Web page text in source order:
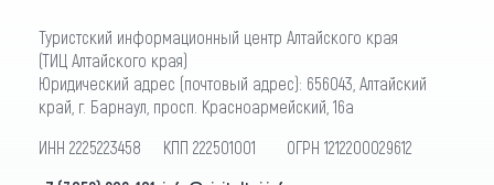
Туристский информационный центр Алтайского края
(ТИЦ Алтайского края)
Юридический адрес (почтовый адрес): 656043, Алтайский
край, г. Барнаул, просп. Красноармейский, 16а
ИНН 2225223458 КПП 222501001 ОГРН 1212200029612